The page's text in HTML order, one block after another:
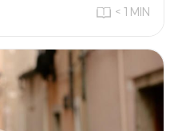
< 1 MIN